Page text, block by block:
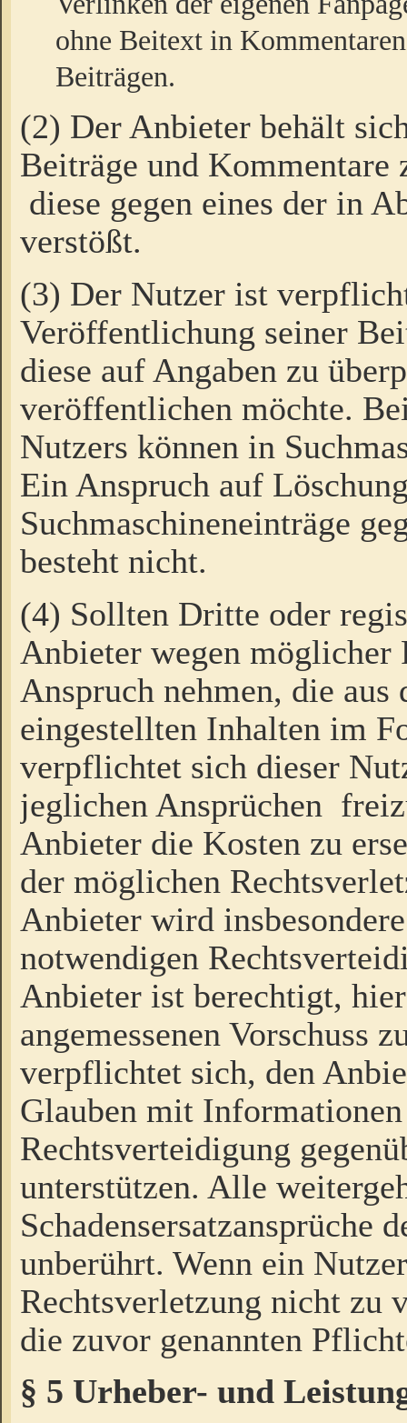
ohne Beitext in
Beiträgen.
(2) Der Anbieter behält
Beiträge und Kommentare
diese gegen eines der in
verstößt.
(3) Der Nutzer ist
Veröffentlichung seiner
diese auf Angaben zu
veröffentlichen möchte.
Nutzers können in
Ein Anspruch auf
Suchmaschineneinträge
besteht nicht.
(4) Sollten Dritte oder
Anbieter wegen möglicher
Anspruch nehmen, die
eingestellten Inhalten im
verpflichtet sich dieser
jeglichen Ansprüchen
Anbieter die Kosten zu
der möglichen
Anbieter wird
notwendigen
Anbieter ist berechtigt,
angemessenen Vorschuss
verpflichtet sich, den
Glauben mit
Rechtsverteidigung
unterstützen. Alle
Schadensersatzansprüche
unberührt. Wenn ein
Rechtsverletzung nicht zu
die zuvor genannten
§ 5 Urheber- und